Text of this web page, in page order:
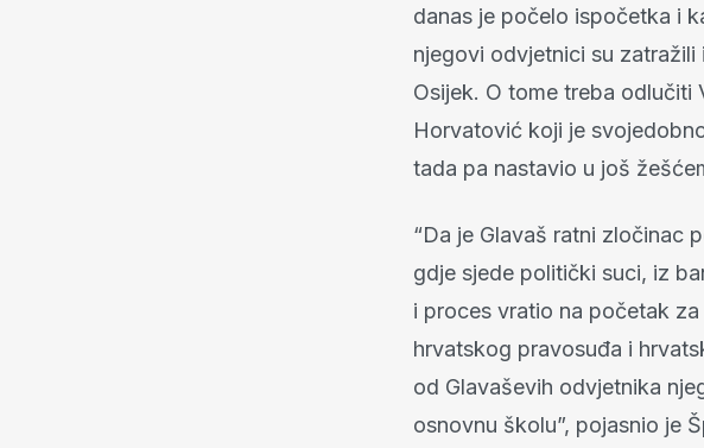
danas je počelo ispočetka i
njegovi odvjetnici su
Osijek. O tome treba odlučiti
Horvatović koji je
tada pa nastavio u još
“Da je Glavaš ratni zločinac
gdje sjede politički suci, iz
i proces vratio na početak
hrvatskog pravosuđa i
od Glavaševih odvjetnika
osnovnu školu”, pojasnio je